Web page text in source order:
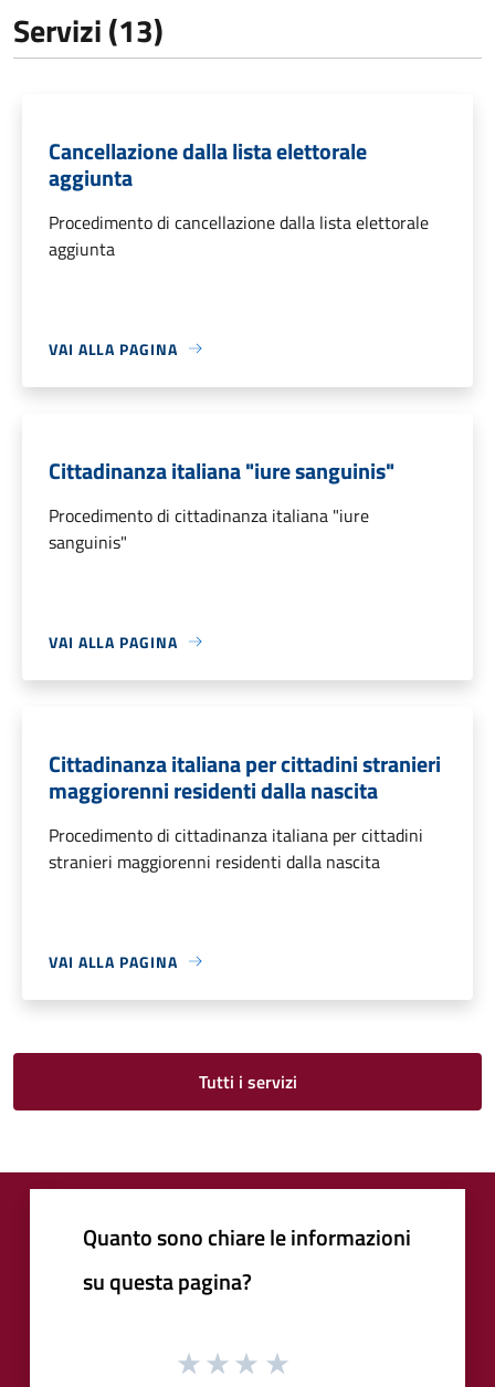
Servizi (13)
Cancellazione dalla lista elettorale
aggiunta
Procedimento di cancellazione dalla lista elettorale
aggiunta
VAI ALLA PAGINA
Cittadinanza italiana "iure sanguinis"
Procedimento di cittadinanza italiana "iure
sanguinis"
VAI ALLA PAGINA
Cittadinanza italiana per cittadini stranieri
maggiorenni residenti dalla nascita
Procedimento di cittadinanza italiana per cittadini
stranieri maggiorenni residenti dalla nascita
VAI ALLA PAGINA
Tutti i servizi
Quanto sono chiare le informazioni
su questa pagina?